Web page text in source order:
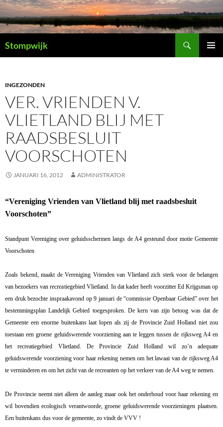
Ga
naar
de
inhoud
Stompwijk
INGEZONDEN
VER. VRIENDEN V.
VLIETLAND BLIJ MET
RAADSBESLUIT
VOORSCHOTEN
JANUARI 16, 2012 ADMINISTRATOR
“Vereniging Vrienden van Vlietland blij met raadsbesluit
Voorschoten”
Standpunt Vereniging over geluidsschermen langs de A4 gesteund door motie Gemeente
Voorschoten
Zoals bekend, maakt de Vereniging Vrienden van Vlietland zich sterk voor de belangen
van bezoekers van recreatiegebied Vlietland. In dat kader heeft voorzitter Ed Krijgsman op
een druk bezochte inspraakavond op 9 januari de “commissie Openbaar Gebied” over het
bestemmingsplan Landelijk Gebied toegesproken. De kern van zijn betoog was dat de
Gemeente een enorme buitenkans laat lopen als zij de Provincie Zuid Holland niet zou
toestaan een groene geluidswerende voorziening aan te leggen tussen de rijksweg A4 en
het recreatiegebied Vlietland. De Provincie Zuid Holland wil zo’n adequate
geluidswerende voorziening voor haar rekening nemen om het lawaai van de rijksweg A4
te verminderen en om het zicht van de recreanten op het verkeer van de A4 weg te nemen.
De Provincie neemt niet alleen de aanleg maar ook het onderhoud voor haar rekening en
wil bovendien ecologisch verantwoorde, groene geluidswerende voorzieningen plaatsen.
Een buitenkans dus voor de gemeente, zo vindt de VVV !